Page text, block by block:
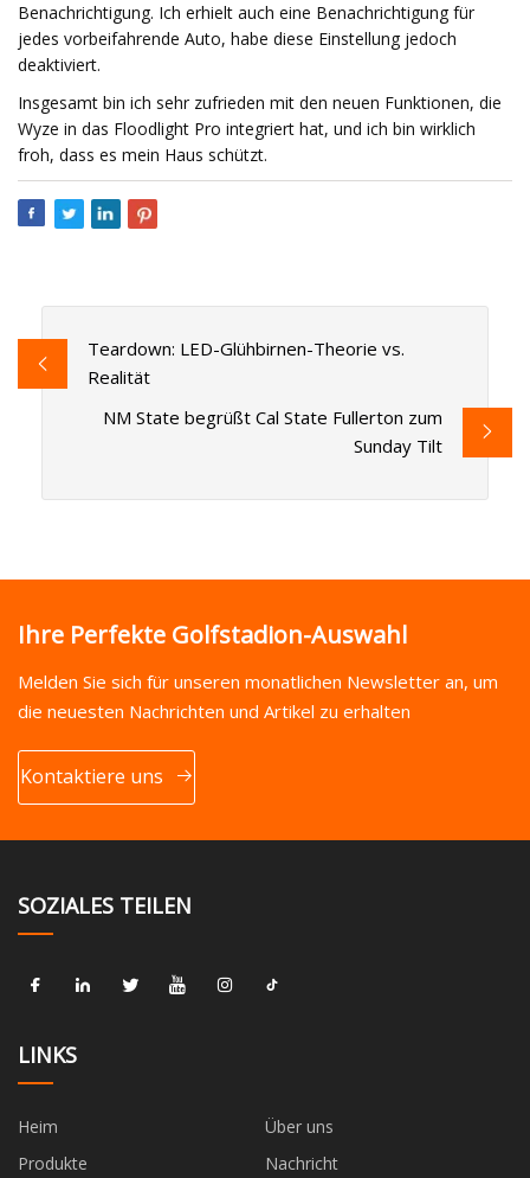
Benachrichtigung. Ich erhielt auch eine Benachrichtigung für
jedes vorbeifahrende Auto, habe diese Einstellung jedoch
deaktiviert.
Insgesamt bin ich sehr zufrieden mit den neuen Funktionen, die
Wyze in das Floodlight Pro integriert hat, und ich bin wirklich
froh, dass es mein Haus schützt.
Teardown: LED-Glühbirnen-Theorie vs.
Realität
NM State begrüßt Cal State Fullerton zum
Sunday Tilt
Ihre Perfekte Golfstadion-Auswahl
Melden Sie sich für unseren monatlichen Newsletter an, um
die neuesten Nachrichten und Artikel zu erhalten
Kontaktiere uns
SOZIALES TEILEN
LINKS
Heim
Über uns
Produkte
Nachricht